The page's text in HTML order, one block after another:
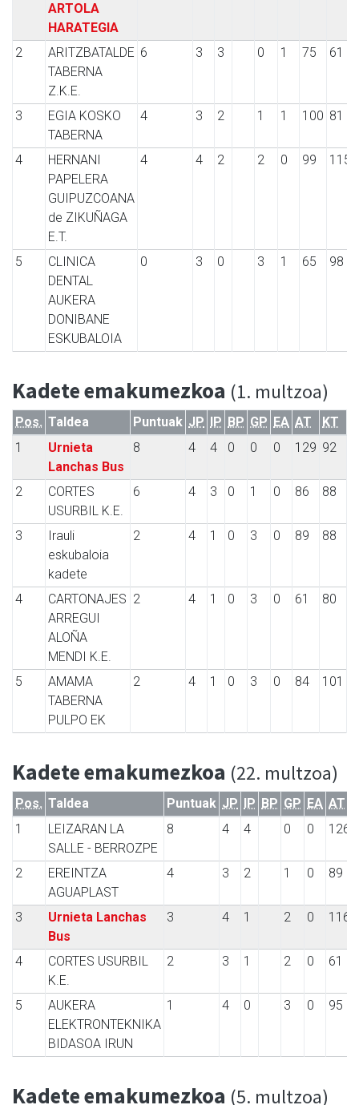
ARTOLA
HARATEGIA
2
ARITZBATALDE
TABERNA
Z.K.E.
6 3 3 0 1 75 61
3
EGIA KOSKO
TABERNA
4 3 2 1 1 100 81
4
HERNANI
PAPELERA
GUIPUZCOANA
de ZIKUÑAGA
E.T.
4 4 2 2 0 99 115
5
CLINICA
DENTAL
AUKERA
DONIBANE
ESKUBALOIA
0 3 0 3 1 65 98
Kadete emakumezkoa (1. multzoa)
Pos. Taldea Puntuak JP IP BP GP EA AT
KT
1
Urnieta
Lanchas Bus
8 4 4 0 0 0 129 92
2
CORTES
USURBIL K.E.
6 4 3 0 1 0 86 88
3
Irauli
eskubaloia
kadete
2 4 1 0 3 0 89 88
4
CARTONAJES
ARREGUI
ALOÑA
MENDI K.E.
2 4 1 0 3 0 61 80
5
AMAMA
TABERNA
PULPO EK
2 4 1 0 3 0 84 101
Kadete emakumezkoa (22. multzoa)
Pos. Taldea Puntuak JP IP BP GP EA AT
1
LEIZARAN LA
SALLE - BERROZPE
8 4 4 0 0 126
2
EREINTZA
AGUAPLAST
4 3 2 1 0 89
3
Urnieta Lanchas
Bus
3 4 1 2 0 116
4
CORTES USURBIL
K.E.
2 3 1 2 0 61
5
AUKERA
ELEKTRONTEKNIKA
BIDASOA IRUN
1 4 0 3 0 95
Kadete emakumezkoa (5. multzoa)